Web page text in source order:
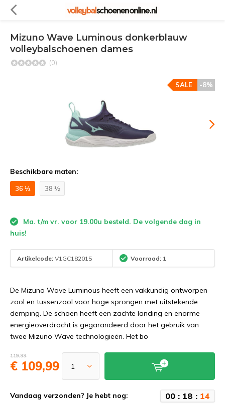
Mizuno Wave Luminous donkerblauw
volleybalschoenen dames
(0)
-8%
SALE
Beschikbare maten:
36 ½ 38 ½
Ma. t/m vr. voor 19.00u besteld. De volgende dag in
huis!
Artikelcode: V1GC182015 Voorraad: 1
De Mizuno Wave Luminous heeft een vakkundig ontworpen
zool en tussenzool voor hoge sprongen met uitstekende
demping. De schoen heeft een zachte landing en enorme
energieoverdracht is gegarandeerd door het gebruik van
twee Mizuno Wave technologieën. Het bo
119,99
€ 109,99
Vandaag verzonden? Je hebt nog: 00 : 18 : 14